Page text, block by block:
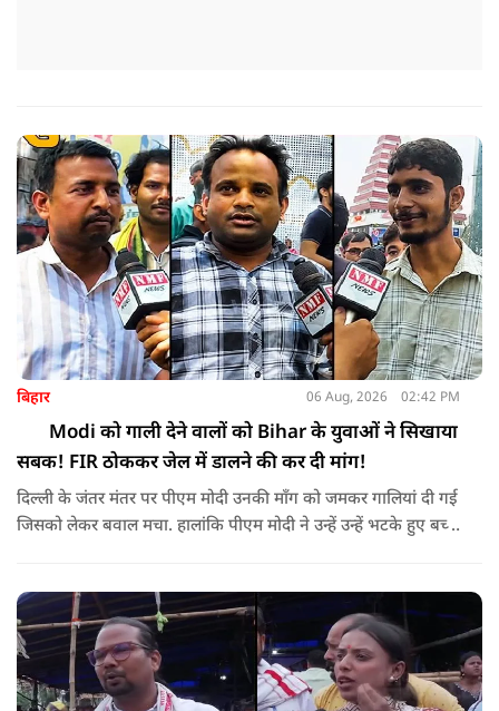
बिहार 06 Aug, 2026 02:42 PM
Modi को गाली देने वालों को Bihar के युवाओं ने सिखाया
सबक! FIR ठोककर जेल में डालने की कर दी मांग!
दिल्ली के जंतर मंतर पर पीएम मोदी उनकी माँग को जमकर गालियां दी गई
जिसको लेकर बवाल मचा. हालांकि पीएम मोदी ने उन्हें उन्हें भटके हुए बच्चे
गालीबाजों को माफ नहीं करना चाहिए बल्कि उन्हें सलाखों के पीछे डालना
चाहिए.